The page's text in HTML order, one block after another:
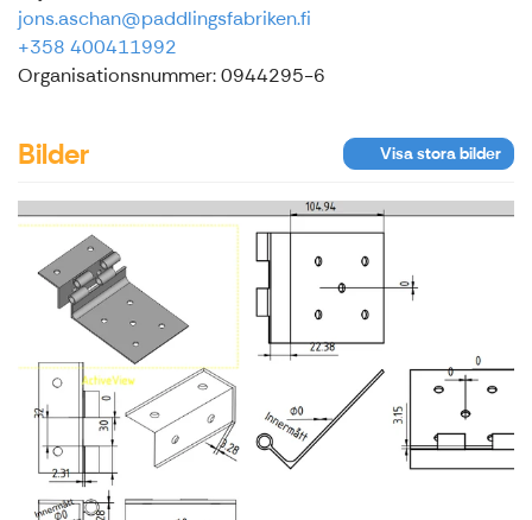
jons.aschan@paddlingsfabriken.fi
+358 400411992
Organisationsnummer: 0944295-6
Bilder Visa stora bilder